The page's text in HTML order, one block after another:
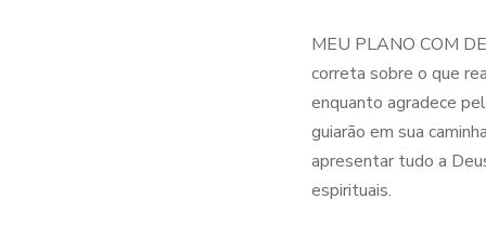
MEU PLANO COM
correta sobre o que
enquanto agradece
guiarão em sua
apresentar tudo a
espirituais.